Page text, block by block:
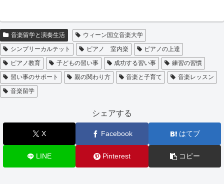
音楽留学と演奏生活
ウィーン国立音楽大学
シンプリーカルテット
ピアノ 室内楽
ピアノの上達
ピアノ教育
子どもの習い事 成功する習い事
練習の習慣
習い事のサポート
親の関わり方 音楽と子育て
音楽レッスン
音楽留学
シェアする
X Facebook はてブ
LINE Pinterest コピー